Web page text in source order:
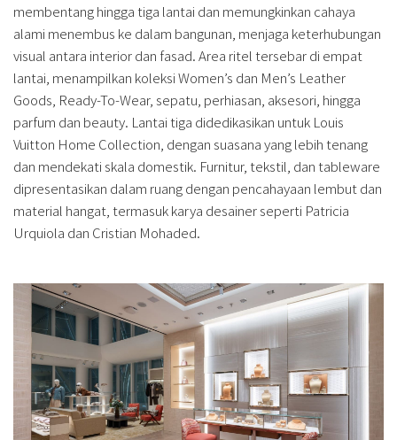
membentang hingga tiga lantai dan memungkinkan cahaya
alami menembus ke dalam bangunan, menjaga keterhubungan
visual antara interior dan fasad. Area ritel tersebar di empat
lantai, menampilkan koleksi Women’s dan Men’s Leather
Goods, Ready-To-Wear, sepatu, perhiasan, aksesori, hingga
parfum dan beauty. Lantai tiga didedikasikan untuk Louis
Vuitton Home Collection, dengan suasana yang lebih tenang
dan mendekati skala domestik. Furnitur, tekstil, dan tableware
dipresentasikan dalam ruang dengan pencahayaan lembut dan
material hangat, termasuk karya desainer seperti Patricia
Urquiola dan Cristian Mohaded.